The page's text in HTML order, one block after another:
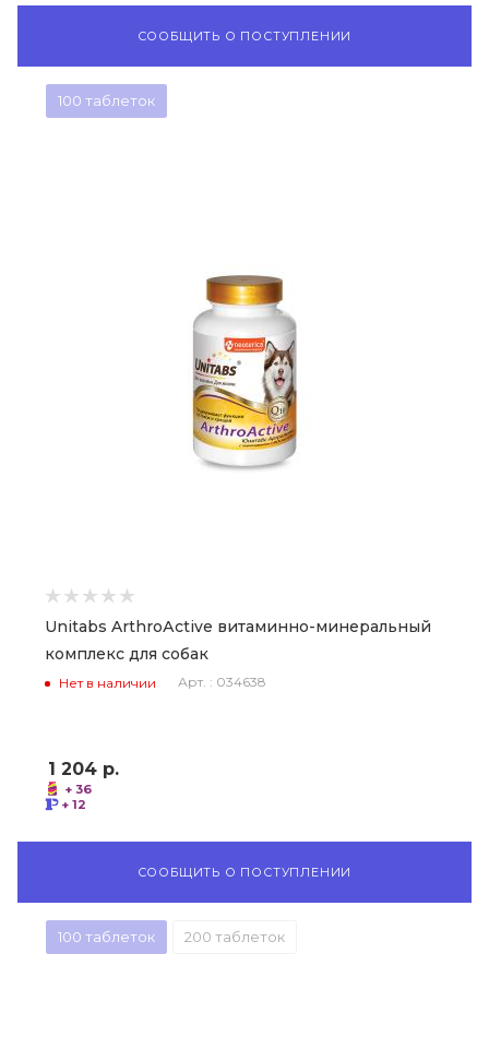
СООБЩИТЬ О ПОСТУПЛЕНИИ
100 таблеток
Unitabs ArthroАctive витаминно-минеральный
комплекс для собак
Нет в наличии Арт. : 034638
1 204 р.
+ 36
+ 12
СООБЩИТЬ О ПОСТУПЛЕНИИ
100 таблеток 200 таблеток